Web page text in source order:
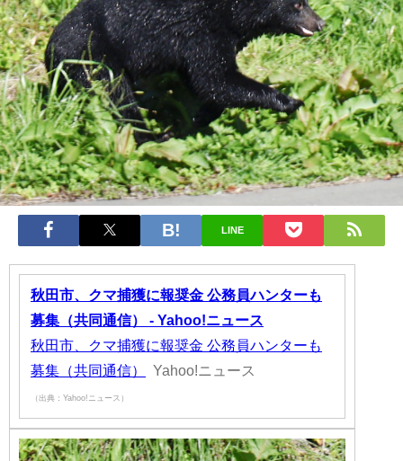
LINE
秋田市、クマ捕獲に報奨金 公務員ハンターも
募集（共同通信） - Yahoo!ニュース
秋田市、クマ捕獲に報奨金 公務員ハンターも
募集（共同通信）
Yahoo!ニュース
（出典：Yahoo!ニュース）